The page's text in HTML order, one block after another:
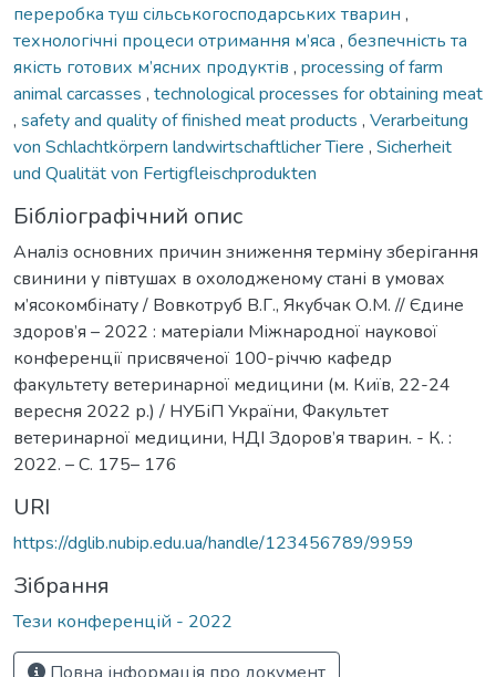
переробка туш сільськогосподарських тварин ,
технологічні процеси отримання м’яса , безпечність та
якість готових м’ясних продуктів , processing of farm
animal carcasses , technological processes for obtaining meat
, safety and quality of finished meat products , Verarbeitung
von Schlachtkörpern landwirtschaftlicher Tiere , Sicherheit
und Qualität von Fertigfleischprodukten
Бібліографічний опис
Аналіз основних причин зниження терміну зберігання
свинини у півтушах в охолодженому стані в умовах
м’ясокомбінату / Вовкотруб В.Г., Якубчак О.М. // Єдине
здоров’я – 2022 : матеріали Міжнародної наукової
конференції присвяченої 100-річчю кафедр
факультету ветеринарної медицини (м. Київ, 22-24
вересня 2022 р.) / НУБіП України, Факультет
ветеринарної медицини, НДІ Здоров’я тварин. - К. :
2022. – С. 175– 176
URI
https://dglib.nubip.edu.ua/handle/123456789/9959
Зібрання
Тези конференцій - 2022